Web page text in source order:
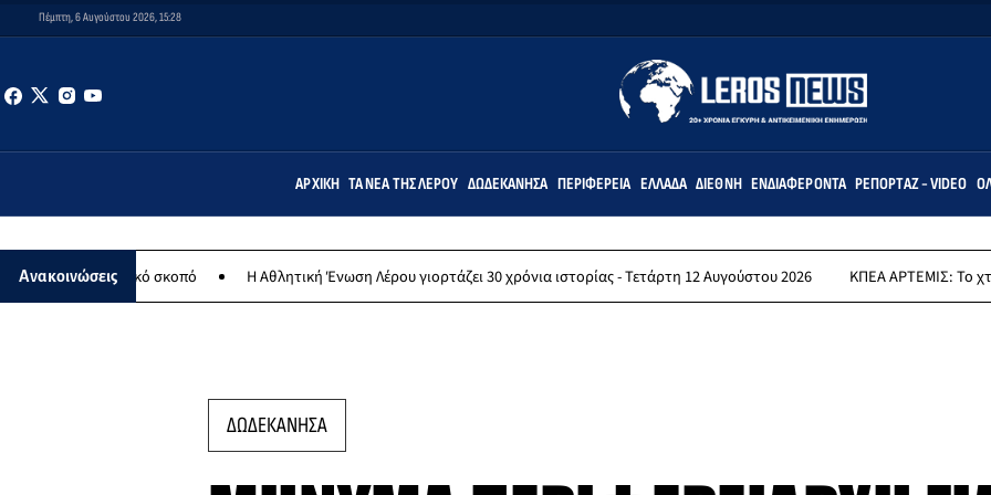
Πέμπτη, 6 Αυγούστου 2026, 15:28
ΑΡΧΙΚΉ ΤΑ ΝΈΑ ΤΗΣ ΛΈΡΟΥ ΔΩΔΕΚΆΝΗΣΑ ΠΕΡΙΦΈΡΕΙΑ ΕΛΛΆΔΑ ΔΙΕΘΝΉ ΕΝΔΙΑΦΈΡΟΝΤΑ ΡΕΠΟΡΤΆΖ - VIDEO
Ανακοινώσεις
σκοπό Η Αθλητική Ένωση Λέρου γιορτάζει 30 χρόνια ιστορίας - Τετάρτη 12 Αυγούστου 2026 ΚΠΕΑ ΑΡΤΕΜΙΣ: Το
ΔΩΔΕΚΑΝΗΣΑ